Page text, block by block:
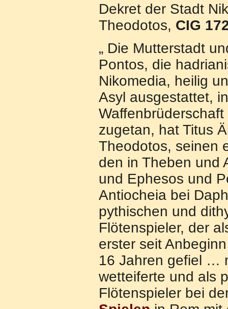
Dekret der Stadt
Theodotos, CIG
„ Die Mutterstadt
Pontos, die
Nikomedia, heilig
Asyl ausgestattet,
zugetan, hat Titus
Theodotos, seinen
den in Theben und
und Ephesos und
Antiocheia bei
pythischen und
Flötenspieler, der
erster seit
16 Jahren gefiel …
wetteiferte und als
Flötenspieler bei